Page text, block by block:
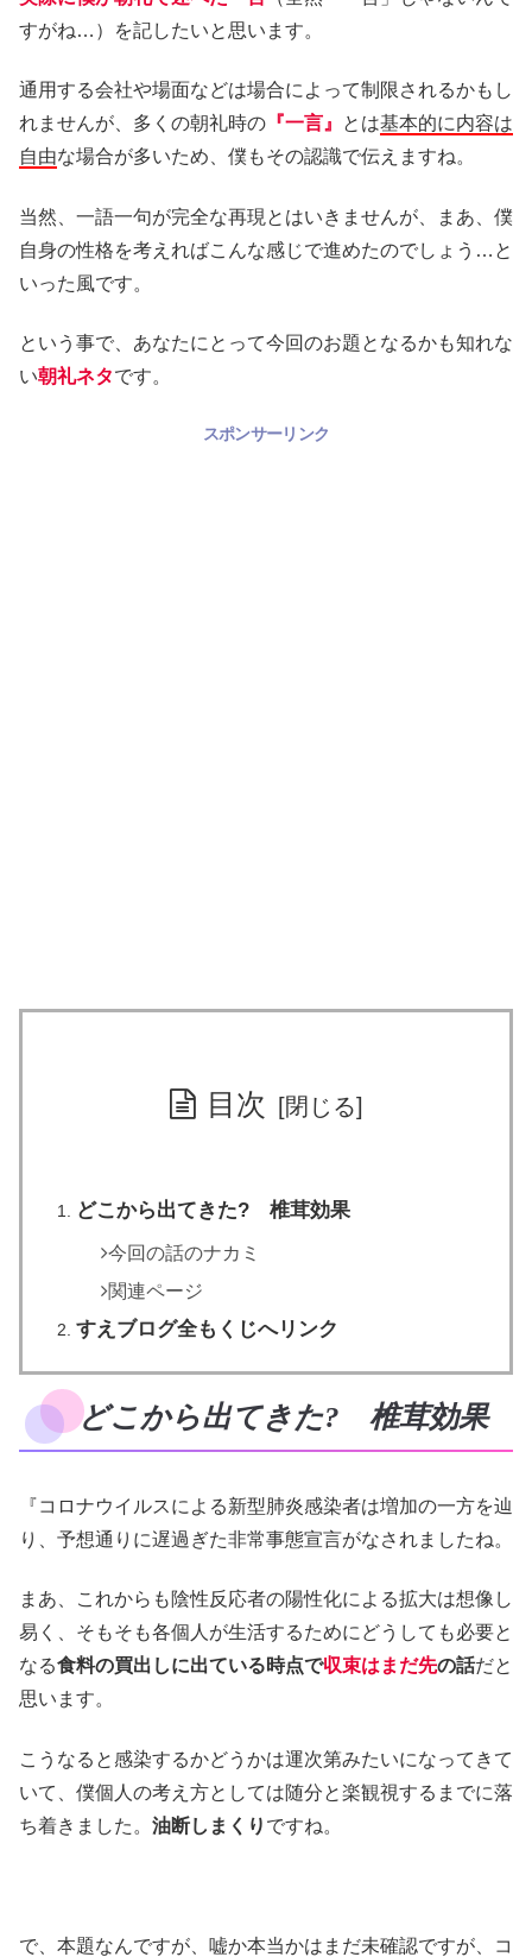
すがね…）を記したいと思います。
通用する会社や場面などは場合によって制限されるかもし
れませんが、多くの朝礼時の 『一言』 とは基本的に内容は
自由な場合が多いため、僕もその認識で伝えますね。
当然、一語一句が完全な再現とはいきませんが、まあ、僕
自身の性格を考えればこんな感じで進めたのでしょう…と
いった風です。
という事で、あなたにとって今回のお題となるかも知れな
い朝礼ネタです。
スポンサーリンク
目次
どこから出てきた? 椎茸効果
今回の話のナカミ
関連ページ
すえブログ全もくじへリンク
どこから出てきた? 椎茸効果
『コロナウイルスによる新型肺炎感染者は増加の一方を辿
り、予想通りに遅過ぎた非常事態宣言がなされましたね。
まあ、これからも陰性反応者の陽性化による拡大は想像し
易く、そもそも各個人が生活するためにどうしても必要と
なる食料の買出しに出ている時点で収束はまだ先の話だと
思います。
こうなると感染するかどうかは運次第みたいになってきて
いて、僕個人の考え方としては随分と楽観視するまでに落
ち着きました。 油断しまくり ですね。
で、本題なんですが、嘘か本当かはまだ未確認ですが、コ